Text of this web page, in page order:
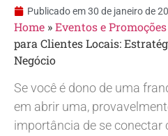
Publicado em30 de janeiro de
Home »Eventos e Promoções
para Clientes Locais:
Negócio
Se você é dono de uma
em abrir uma,
importância de se conectar